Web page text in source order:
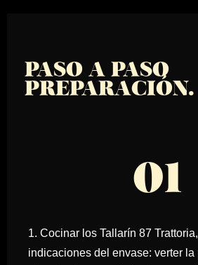
PASO A PASO
PREPARACIÓN.
01
1. Cocinar los Tallarín 87
indicaciones del envase: verter la